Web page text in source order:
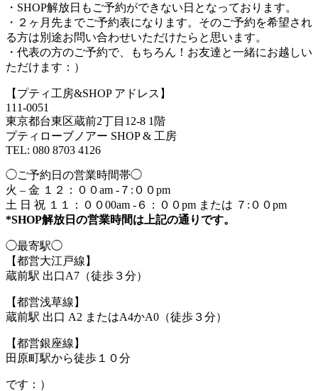
・SHOP解放日もご予約ができない日となっております。
・２ヶ月先までご予約表になります。そのご予約を希望され
る方は別途お問い合わせいただけたらと思います。
・代表の方のご予約で、もちろん！お友達と一緒にお越しい
ただけます：）
【プティ工房&SHOP アドレス】
111-0051
東京都台東区蔵前2丁目12-8 1階
プティローブノアー SHOP & 工房
TEL: 080 8703 4126
◯ご予約日の営業時間帯◯
火 – 金 １２：００am -７:００pm
土 日 祝 １１：００00am -６：００pm または ７:００pm
*SHOP解放日の営業時間は上記の通りです。
◯最寄駅◯
【都営大江戸線】
蔵前駅 出口A7（徒歩３分）
【都営浅草線】
蔵前駅 出口 A2 またはA4かA0（徒歩３分）
【都営銀座線】
田原町駅から徒歩１０分
です：）